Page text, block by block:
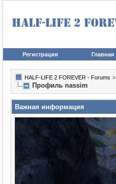
Регистрация Главная
HALF-LIFE 2 FOREVER - Forums >
Профиль nassim
Важная информация